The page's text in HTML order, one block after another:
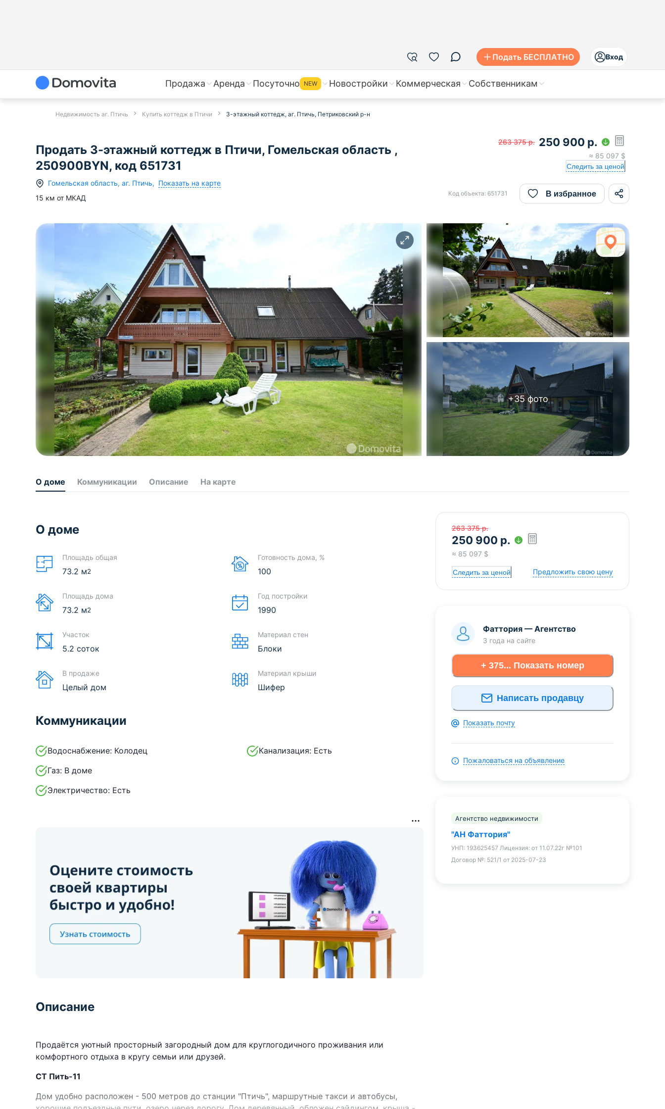
Подать БЕСПЛАТНО Вход
Продажа Аренда Посуточно NEW Новостройки Коммерческая Собственникам
Недвижимость аг. Птичь Купить коттедж в Птичи 3-этажный коттедж, аг. Птичь, Петриковский р-н
Продать 3-этажный коттедж в Птичи, Гомельская область ,
250900BYN, код 651731
Гомельская область, аг. Птичь, Показать на карте
15 км от МКАД
263 375 р. 250 900 р.
≈ 85 097 $
Следить за ценой
Код объекта: 651731 В избранное
+35фото
О доме Коммуникации Описание На карте
О доме
Площадь общая
73.2 м2
Площадь дома
73.2 м2
Участок
5.2 соток
В продаже
Целый дом
Готовность дома, %
100
Год постройки
1990
Материал стен
Блоки
Материал крыши
Шифер
Коммуникации
Водоснабжение: Колодец
Газ: В доме
Электричество: Есть
Канализация: Есть
Описание
Продаётся уютный просторный загородный дом для круглогодичного проживания или
комфортного отдыха в кругу семьи или друзей.
СТ Пить-11
Дом удобно расположен - 500 метров до станции "Птичь", маршрутные такси и автобусы,
263 375 р.
250 900 р.
≈ 85 097 $
Следить за ценой Предложить свою цену
Фаттория — Агентство
3 года на сайте
+ 375... Показать номер
Написать продавцу
Показать почту
Пожаловаться на объявление
Агентство недвижимости
"АН Фаттория"
УНП: 193625457 Лицензия: от 11.07.22г №101
Договор №: 521/1 от 2025-07-23